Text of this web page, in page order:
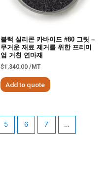
블랙 실리콘 카바이드 #80 그릿 –
무거운 재료 제거를 위한 프리미
엄 거친 연마재
$1,340.00 /MT
Add to quote
5 6 7 …